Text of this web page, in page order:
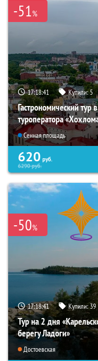
-51%
17:18:40 Купили:5
Гастрономический тур
туроператора
Сенная площадь
620 руб.
6290руб.
-50%
17:18:40 Купили:39
Тур на 2 дня
берегу Ладоги»
Достоевская